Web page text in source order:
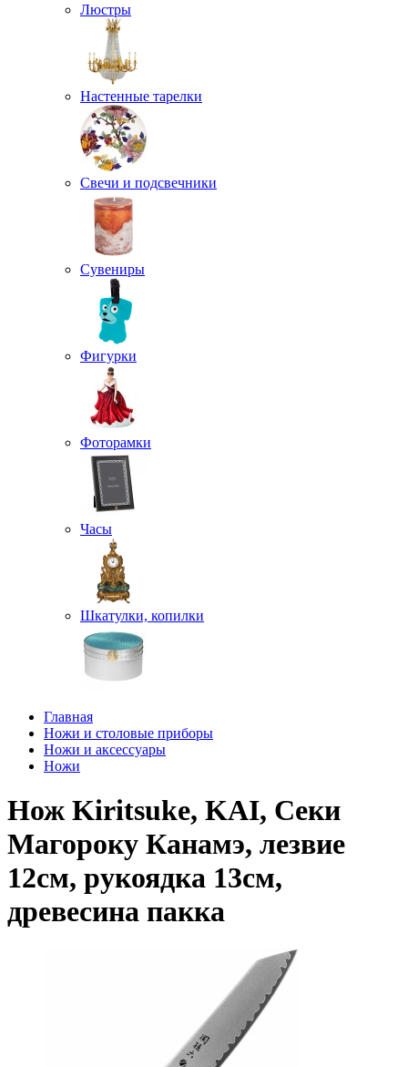
Люстры
Настенные тарелки
Свечи и подсвечники
Сувениры
Фигурки
Фоторамки
Часы
Шкатулки, копилки
Главная
Ножи и столовые приборы
Ножи и аксессуары
Ножи
Нож Kiritsuke, KAI, Секи
Магороку Канамэ, лезвие
12см, рукоядка 13см,
древесина пакка